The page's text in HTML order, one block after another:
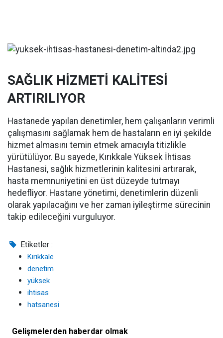
SAĞLIK HİZMETİ KALİTESİ
ARTIRILIYOR
Hastanede yapılan denetimler, hem çalışanların verimli
çalışmasını sağlamak hem de hastaların en iyi şekilde
hizmet almasını temin etmek amacıyla titizlikle
yürütülüyor. Bu sayede, Kırıkkale Yüksek İhtisas
Hastanesi, sağlık hizmetlerinin kalitesini artırarak,
hasta memnuniyetini en üst düzeyde tutmayı
hedefliyor. Hastane yönetimi, denetimlerin düzenli
olarak yapılacağını ve her zaman iyileştirme sürecinin
takip edileceğini vurguluyor.
Etiketler :
Kırıkkale
denetim
yüksek
ihtisas
hatsanesi
Gelişmelerden haberdar olmak